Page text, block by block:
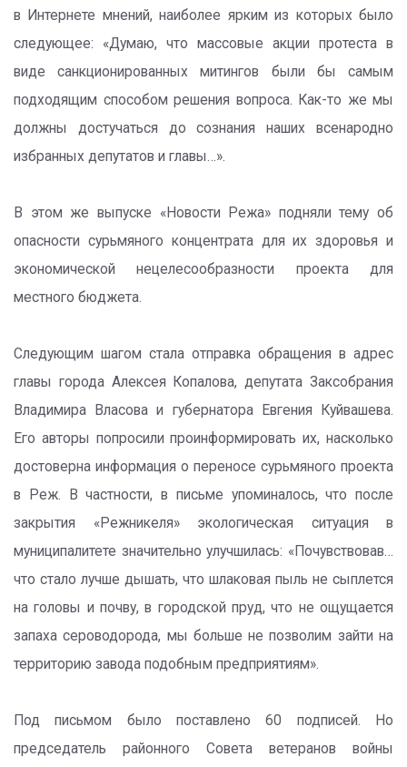
в Интернете мнений, наиболее ярким из которых было
следующее: «Думаю, что массовые акции протеста в
виде санкционированных митингов были бы самым
подходящим способом решения вопроса. Как-то же мы
должны достучаться до сознания наших всенародно
избранных депутатов и главы…».
В этом же выпуске «Новости Режа» подняли тему об
опасности сурьмяного концентрата для их здоровья и
экономической нецелесообразности проекта для
местного бюджета.
Следующим шагом стала отправка обращения в адрес
главы города Алексея Копалова, депутата Заксобрания
Владимира Власова и губернатора Евгения Куйвашева.
Его авторы попросили проинформировать их, насколько
достоверна информация о переносе сурьмяного проекта
в Реж. В частности, в письме упоминалось, что после
закрытия «Режникеля» экологическая ситуация в
муниципалитете значительно улучшилась: «Почувствовав…
что стало лучше дышать, что шлаковая пыль не сыплется
на головы и почву, в городской пруд, что не ощущается
запаха сероводорода, мы больше не позволим зайти на
территорию завода подобным предприятиям».
Под письмом было поставлено 60 подписей. Но
председатель районного Совета ветеранов войны